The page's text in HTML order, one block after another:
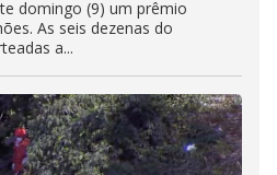
domingo (9) um prêmio
As seis dezenas do
a...